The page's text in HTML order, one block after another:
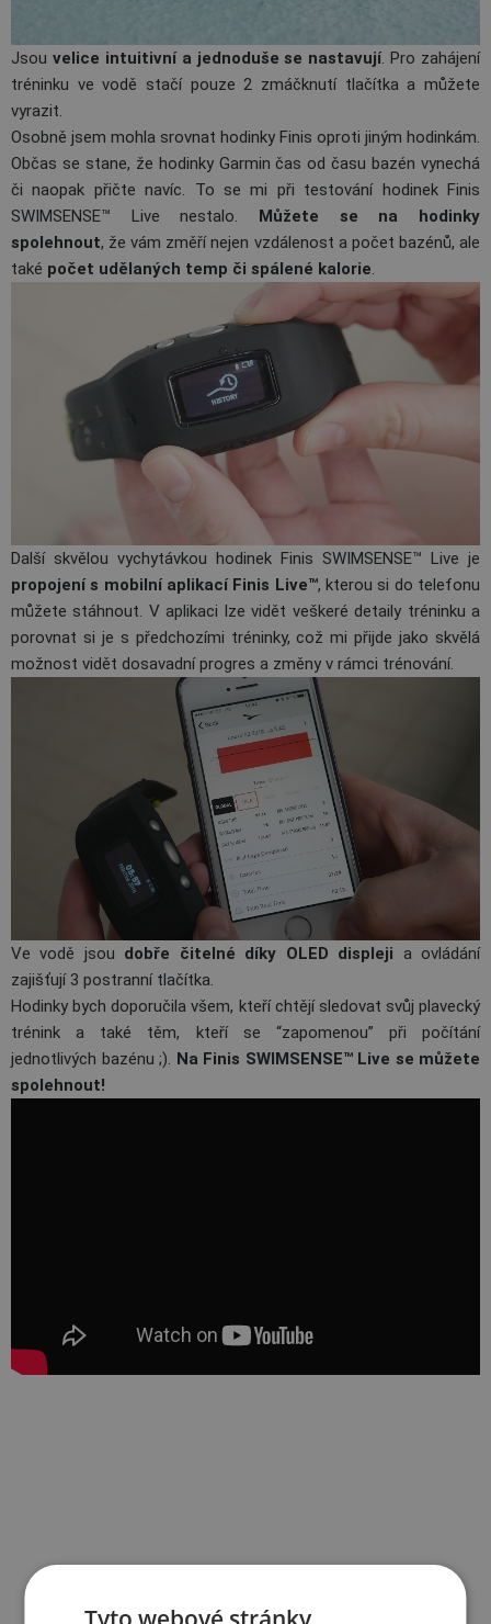
Jsou velice intuitivní a jednoduše se nastavují. Pro zahájení
tréninku ve vodě stačí pouze 2 zmáčknutí tlačítka a můžete
vyrazit.
Osobně jsem mohla srovnat hodinky Finis oproti jiným hodinkám.
Občas se stane, že hodinky Garmin čas od času bazén vynechá
či naopak přičte navíc. To se mi při testování hodinek Finis
SWIMSENSE™ Live nestalo. Můžete se na hodinky
spolehnout, že vám změří nejen vzdálenost a počet bazénů, ale
také počet udělaných temp či spálené kalorie.
Další skvělou vychytávkou hodinek Finis SWIMSENSE™ Live je
propojení s mobilní aplikací Finis Live™, kterou si do telefonu
můžete stáhnout. V aplikaci lze vidět veškeré detaily tréninku a
porovnat si je s předchozími tréninky, což mi přijde jako skvělá
možnost vidět dosavadní progres a změny v rámci trénování.
Ve vodě jsou dobře čitelné díky OLED displeji a ovládání
zajišťují 3 postranní tlačítka.
Hodinky bych doporučila všem, kteří chtějí sledovat svůj plavecký
trénink a také těm, kteří se “zapomenou” při počítání
jednotlivých bazénu ;). Na Finis SWIMSENSE™ Live se můžete
spolehnout!